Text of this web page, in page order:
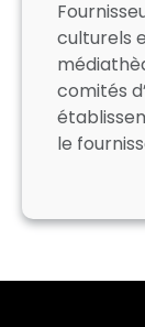
culturels
comités
le